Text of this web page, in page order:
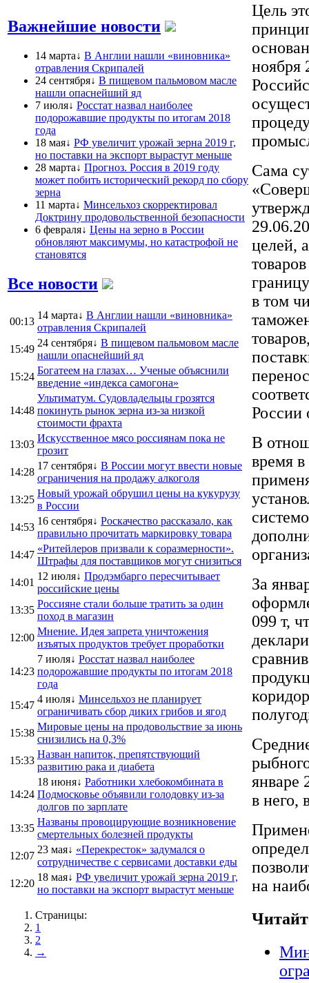
Важнейшие новости
14 марта↓ В Англии нашли «виновника»
отравления Скрипалей
24 сентября↓ В пищевом пальмовом масле
нашли опаснейший яд
7 июля↓ Росстат назвал наиболее
подорожавшие продукты по итогам 2018
года
18 мая↓ РФ увеличит урожай зерна 2019 г,
но поставки на экспорт вырастут меньше
28 марта↓ Прогноз. Россия в 2019 году
может побить исторический рекорд по сбору
зерна
11 марта↓ Минсельхоз скорректировал
Доктрину продовольственной безопасности
6 февраля↓ Цены на зерно в России
обновляют максимумы, но катастрофой не
становятся
Все новости
00:13
14 марта↓ В Англии нашли «виновника»
отравления Скрипалей
15:49
24 сентября↓ В пищевом пальмовом масле
нашли опаснейший яд
15:24
Богатеем на глазах… Ученые объяснили
введение «индекса самогона»
14:48
Ультиматум. Судовладельцы грозятся
покинуть рынок зерна из-за низкой
стоимости фрахта
13:03
Искусственное мясо россиянам пока не
грозит
14:28
17 сентября↓ В России могут ввести новые
ограничения на продажу алкоголя
13:25
Новый урожай обрушил цены на кукурузу
в России
14:53
16 сентября↓ Роскачество рассказало, как
правильно прочитать маркировку товара
14:47
«Ритейлеров призвали к соразмерности».
Штрафы для поставщиков могут снизиться
14:01
12 июля↓ Продэмбарго пересчитывает
российские цены
13:35
Россияне стали больше тратить за один
поход в магазин
12:00
Мнение. Идея запрета уничтожения
изъятых продуктов требует проработки
14:23
7 июля↓ Росстат назвал наиболее
подорожавшие продукты по итогам 2018
года
15:47
4 июля↓ Минсельхоз не планирует
ограничивать сбор диких грибов и ягод
15:38
Мировые цены на продовольствие за июнь
снизились на 0,3%
15:33
Назван напиток, препятствующий
развитию рака и диабета
14:24
18 июня↓ Работники хлебокомбината в
Подмосковье объявили голодовку из-за
долгов по зарплате
13:35
Названы провоцирующие возникновение
смертельных болезней продукты
12:07
23 мая↓ «Перекресток» задумался о
сотрудничестве с сервисами доставки еды
12:20
18 мая↓ РФ увеличит урожай зерна 2019 г,
но поставки на экспорт вырастут меньше
Страницы:
1
2
→
Цель
ноября
Сама
целей,
в том
России
В
время
За
099 т,
январе
в него,
на